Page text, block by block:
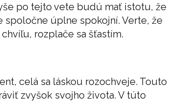
po tejto vete budú mať istotu, že
úplne spokojní. Verte, že
rozplače sa šťastím.
celá sa láskou rozochveje. Touto
zvyšok svojho života. V túto